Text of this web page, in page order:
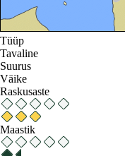
Tüüp
Tavaline
Suurus
Väike
Raskusaste
Maastik